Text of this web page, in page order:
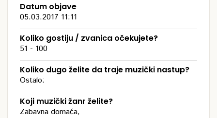
Datum objave
05.03.2017 11:11
Koliko gostiju / zvanica očekujete?
51 - 100
Koliko dugo želite da traje muzički nastup?
Ostalo:
Koji muzički žanr želite?
Zabavna domaća,